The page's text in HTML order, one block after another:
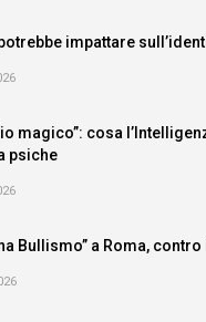
impattare
magico”: cosa
psiche
Bullismo” a Roma,